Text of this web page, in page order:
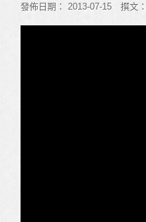
發佈日期： 2013-07-15 撰文：